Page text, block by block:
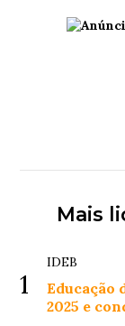
Mais
1
IDEB
Educação
2025 e